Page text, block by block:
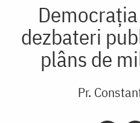
dezbateri
plâns de
Pr.